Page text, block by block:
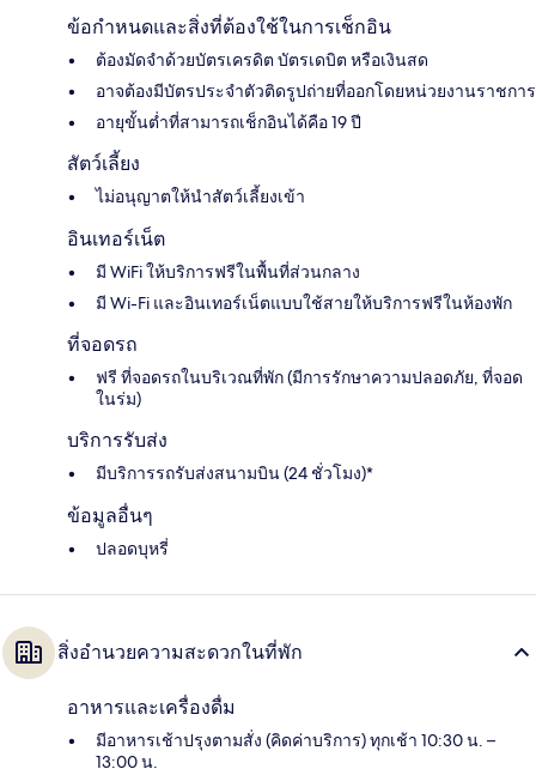
ข้อกำหนดและสิ่งที่ต้องใช้ในการเช็กอิน
ต้องมัดจำด้วยบัตรเครดิต บัตรเดบิต หรือเงินสด
อาจต้องมีบัตรประจำตัวติดรูปถ่ายที่ออกโดยหน่วยงานราชการ
อายุขั้นต่ำที่สามารถเช็กอินได้คือ 19 ปี
สัตว์เลี้ยง
ไม่อนุญาตให้นำสัตว์เลี้ยงเข้า
อินเทอร์เน็ต
มี WiFi ให้บริการฟรีในพื้นที่ส่วนกลาง
มี Wi-Fi และอินเทอร์เน็ตแบบใช้สายให้บริการฟรีในห้องพัก
ที่จอดรถ
ฟรี ที่จอดรถในบริเวณที่พัก (มีการรักษาความปลอดภัย, ที่จอด
ในร่ม)
บริการรับส่ง
มีบริการรถรับส่งสนามบิน (24 ชั่วโมง)*
ข้อมูลอื่นๆ
ปลอดบุหรี่
สิ่งอำนวยความสะดวกในที่พัก
อาหารและเครื่องดื่ม
มีอาหารเช้าปรุงตามสั่ง (คิดค่าบริการ) ทุกเช้า 10:30 น. –
13:00 น.